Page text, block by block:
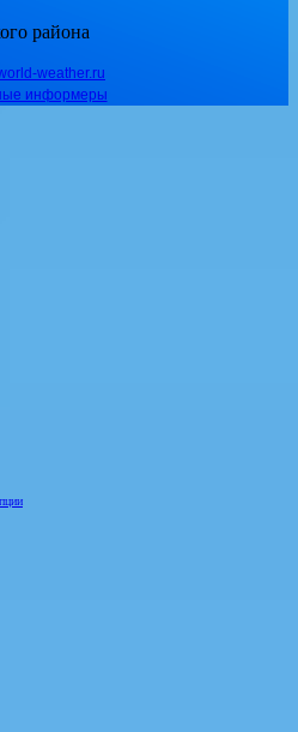
района
weather.ru
информеры